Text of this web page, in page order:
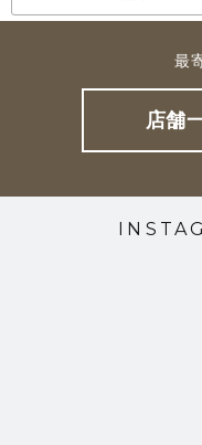
最
店舗